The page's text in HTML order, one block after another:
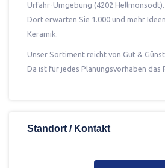
Urfahr-Umgebung (4202 Hellmonsödt).
Dort erwarten Sie 1.000 und mehr
Keramik.
Unser Sortiment reicht von Gut &
Da ist für jedes Planungsvorhaben das
Standort / Kontakt